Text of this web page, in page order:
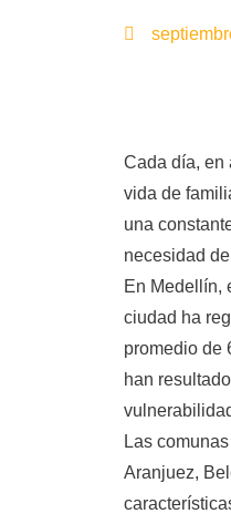
Cada día, en
vida de
una
necesidad
En Medellín,
ciudad ha
promedio de
han
Las
Aranjuez,